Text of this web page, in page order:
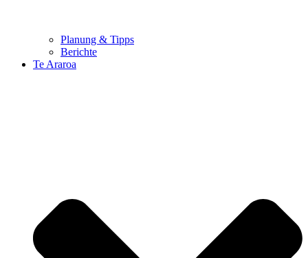
Planung & Tipps
Berichte
Te Araroa